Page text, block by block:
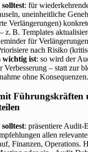
: für
uneinheitliche
Verlängerungen)
z. B. Templates
für
nach Risiko
wichtig ist: so wird der
Verbesserung – statt zur
ohne Konsequenzen.
Führungskräften
: präsentiere Audit-
allen
Finanzen, Operations.